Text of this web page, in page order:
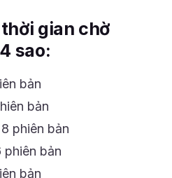
gian chờ
sao:
bản
bản
phiên bản
phiên bản
bản